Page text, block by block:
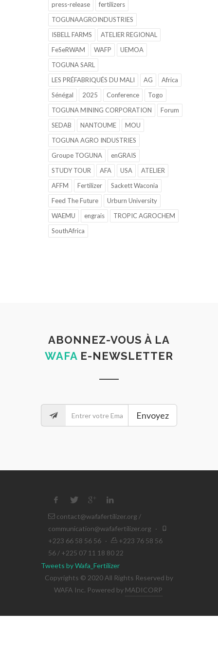
press-release
fertilizers
TOGUNAAGROINDUSTRIES
ISBELL FARMS
ATELIER REGIONAL
FeSeRWAM
WAFP
UEMOA
TOGUNA SARL
LES PRÉFABRIQUÉS DU MALI
AG
Africa
Sénégal
2025 Conference
Togo
TOGUNA MINING CORPORATION
Forum
SEDAB
NANTOUME
MOU
TOGUNA AGRO INDUSTRIES
Groupe TOGUNA
enGRAIS
STUDY TOUR
AFA USA
ATELIER
AFFM
Fertilizer
Sackett Waconia
Feed The Future
Urburn University
WAEMU
engrais
TROPIC AGROCHEM
SouthAfrica
ABONNEZ-VOUS À LA
WAFA E-NEWSLETTER
Envoyez
contact@wafafertilizer.org /
communication@wafafertilizer.org ·
+223 66 58 56 56 ·
+223 76 58 56
56 / +225 07 11 18 80 22
Tweets by Wafa_Fertilizer
Copyrights © 2020 All Rights Reserved by
WAFA Inc. Powered by MADICORP